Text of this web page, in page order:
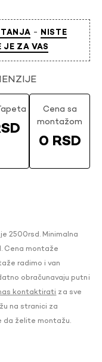
- NISTE
JE ZA VAS
Cena sa
montažom
0 RSD
2500rsd. Minimalna
Cena montaže
radimo i van
obračunavaju putni
kontaktirati za sve
na stranici za
da želite montažu.